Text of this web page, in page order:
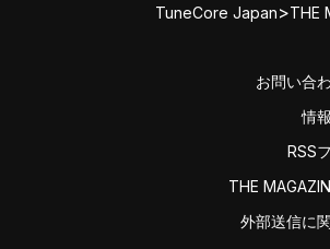
TuneCore Japan>THE
お問い合
情
RSS
THE
外部送信に